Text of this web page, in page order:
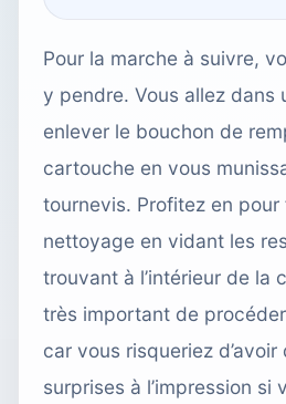
Pour la marche à suivre,
y pendre. Vous allez dans
enlever le bouchon de
cartouche en vous
tournevis. Profitez en
nettoyage en vidant les
trouvant à l’intérieur de la
très important de
car vous risqueriez
surprises à l’impression si